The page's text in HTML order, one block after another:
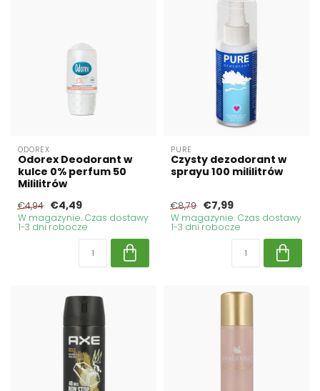
ODOREX
Odorex Deodorant w
kulce 0% perfum 50
Mililitrów
€4,94 €4,49
W magazynie. Czas dostawy
1-3 dni robocze
PURE
Czysty dezodorant w
sprayu 100 mililitrów
€8,79 €7,99
W magazynie. Czas dostawy
1-3 dni robocze